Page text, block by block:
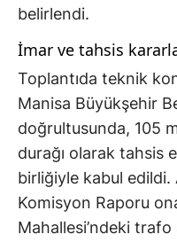
belirlendi.
İmar ve tahsis
Toplantıda teknik
Manisa Büyükşehir
doğrultusunda, 105
durağı olarak tahsis
birliğiyle kabul edildi.
Komisyon Raporu
Mahallesi’ndeki